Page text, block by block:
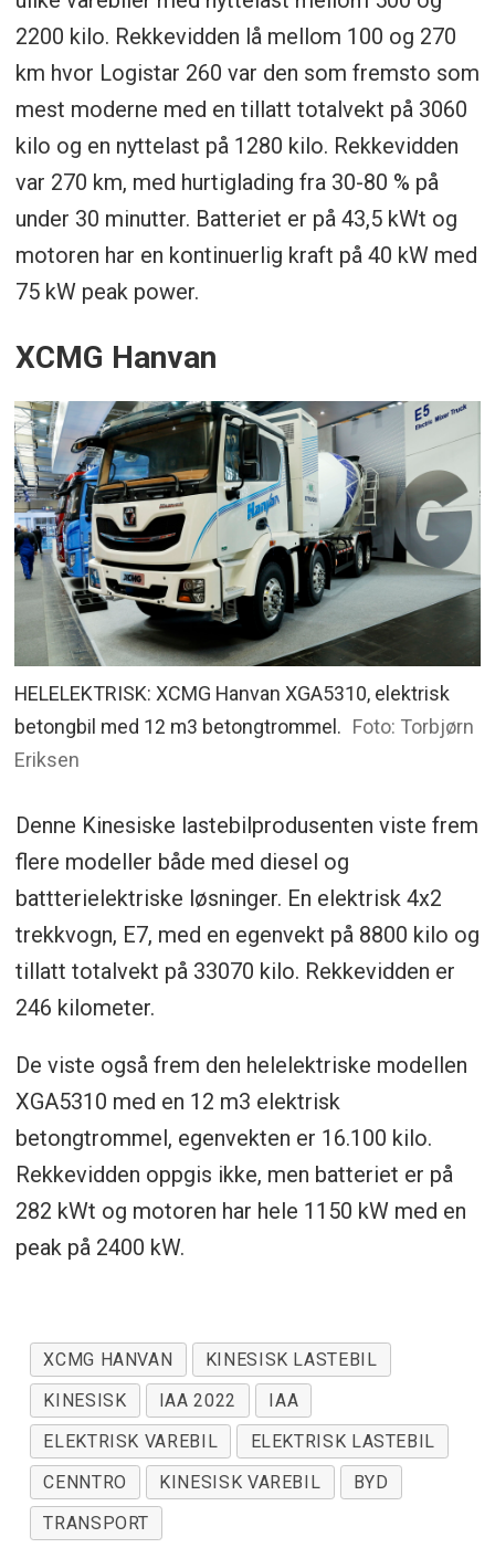
2200 kilo. Rekkevidden lå mellom 100 og 270
km hvor Logistar 260 var den som fremsto som
mest moderne med en tillatt totalvekt på 3060
kilo og en nyttelast på 1280 kilo. Rekkevidden
var 270 km, med hurtiglading fra 30-80 % på
under 30 minutter. Batteriet er på 43,5 kWt og
motoren har en kontinuerlig kraft på 40 kW med
75 kW peak power.
XCMG Hanvan
HELELEKTRISK: XCMG Hanvan XGA5310, elektrisk
betongbil med 12 m3 betongtrommel. Foto: Torbjørn
Eriksen
Denne Kinesiske lastebilprodusenten viste frem
flere modeller både med diesel og
battterielektriske løsninger. En elektrisk 4x2
trekkvogn, E7, med en egenvekt på 8800 kilo og
tillatt totalvekt på 33070 kilo. Rekkevidden er
246 kilometer.
De viste også frem den helelektriske modellen
XGA5310 med en 12 m3 elektrisk
betongtrommel, egenvekten er 16.100 kilo.
Rekkevidden oppgis ikke, men batteriet er på
282 kWt og motoren har hele 1150 kW med en
peak på 2400 kW.
XCMG HANVAN
KINESISK LASTEBIL
KINESISK
IAA 2022
IAA
ELEKTRISK VAREBIL
ELEKTRISK LASTEBIL
CENNTRO
KINESISK VAREBIL
BYD
TRANSPORT